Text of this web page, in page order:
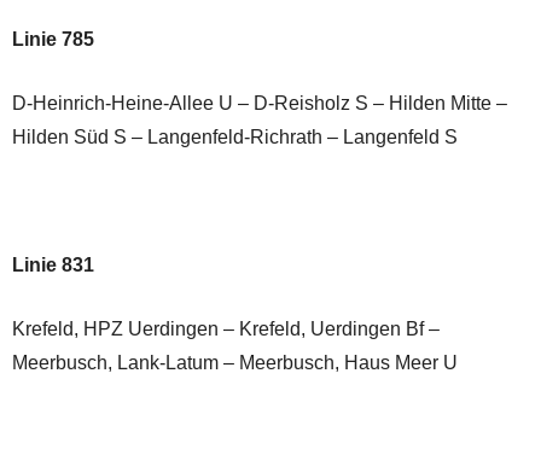
Linie 785
D-Heinrich-Heine-Allee U – D-Reisholz S – Hilden Mitte –
Hilden Süd S – Langenfeld-Richrath – Langenfeld S
Linie 831
Krefeld, HPZ Uerdingen – Krefeld, Uerdingen Bf –
Meerbusch, Lank-Latum – Meerbusch, Haus Meer U